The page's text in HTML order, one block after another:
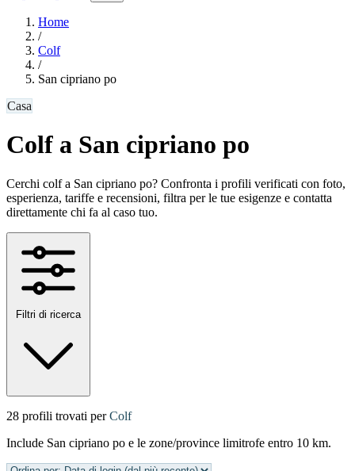
Home
/
Colf
/
San cipriano po
Casa
Colf a San cipriano po
Cerchi colf a San cipriano po? Confronta i profili verificati con foto,
esperienza, tariffe e recensioni, filtra per le tue esigenze e contatta
direttamente chi fa al caso tuo.
Filtri di ricerca
28 profili trovati perColf
Include San cipriano po e le zone/province limitrofe entro 10 km.